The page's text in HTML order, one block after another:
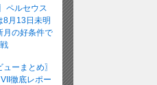
ペルセウス
8月13日未明
の好条件で
ューまとめ〗
徹底レポー